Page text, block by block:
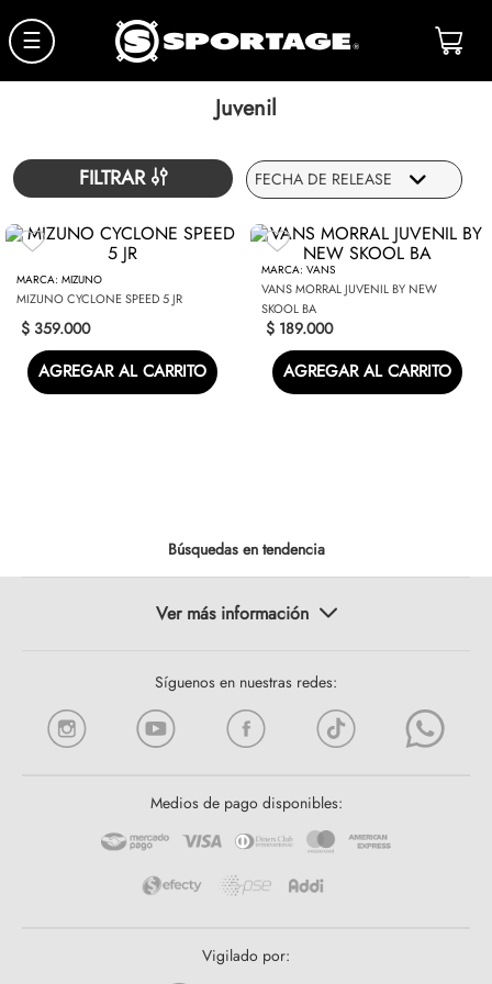
☰
Juvenil
FILTRAR FECHA DE RELEASE
MIZUNO
MIZUNO CYCLONE SPEED 5 JR
$ 359.000
AGREGAR AL CARRITO
VANS
VANS MORRAL JUVENIL BY NEW
SKOOL BA
$ 189.000
AGREGAR AL CARRITO
Búsquedas en tendencia
Síguenos en nuestras redes:
Medios de pago disponibles:
Vigilado por: